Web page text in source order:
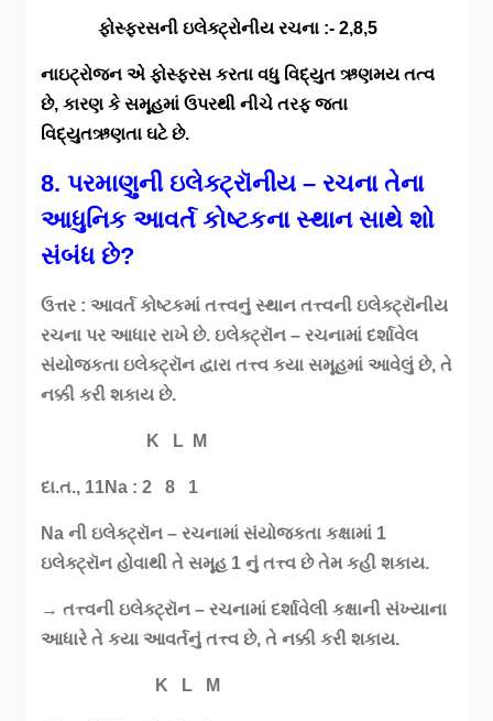
ફોસ્ફરસની ઇલેક્ટ્રોનીય રચના :- 2,8,5
નાઇટ્રોજન એ ફોસ્ફરસ કરતા વધુ વિદ્યુત ઋણમય તત્વ
છે, કારણ કે સમૂહમાં ઉપરથી નીચે તરફ જતા
વિદ્યુતઋણતા ઘટે છે.
8. પરમાણુની ઇલેક્ટ્રૉનીય – રચના તેના
આધુનિક આવર્ત કોષ્ટકના સ્થાન સાથે શો
સંબંધ છે?
ઉત્તર : આવર્ત કોષ્ટકમાં તત્ત્વનું સ્થાન તત્ત્વની ઇલેક્ટ્રૉનીય
રચના પર આધાર રાખે છે. ઇલેક્ટ્રૉન – રચનામાં દર્શાવેલ
સંયોજકતા ઇલેક્ટ્રૉન દ્વારા તત્ત્વ કયા સમૂહમાં આવેલું છે, તે
નક્કી કરી શકાય છે.
K L M
દા.ત., 11Na : 2 8 1
Na ની ઇલેક્ટ્રૉન – રચનામાં સંયોજકતા કક્ષામાં 1
ઇલેક્ટ્રૉન હોવાથી તે સમૂહ 1 નું તત્ત્વ છે તેમ કહી શકાય.
→ તત્ત્વની ઇલેક્ટ્રૉન – રચનામાં દર્શાવેલી કક્ષાની સંખ્યાના
આધારે તે કયા આવર્તનું તત્ત્વ છે, તે નક્કી કરી શકાય.
K L M